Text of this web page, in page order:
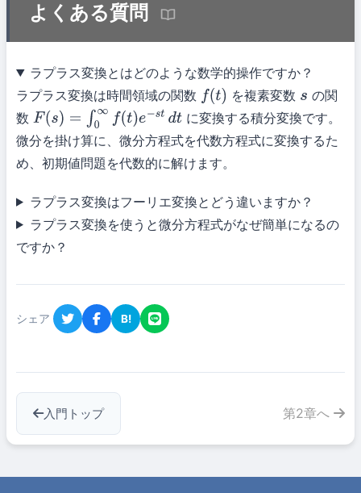
よくある質問
ラプラス変換とはどのような数学的操作ですか？
ラプラス変換は時間領域の関数 f(t) を複素変数 s の関
数 F( s)= 0∞f(t e−stdt
に変換する積分変換です。
微分を掛け算に、微分方程式を代数方程式に変換するた
め、初期値問題を代数的に解けます。
ラプラス変換はフーリエ変換とどう違いますか？
ラプラス変換を使うと微分方程式がなぜ簡単になるの
ですか？
シェア B!
入門トップ 第2章へ